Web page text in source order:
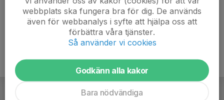
webbplats ska fungera bra för dig. De används
även för webbanalys i syfte att hjälpa oss att
förbättra våra tjänster.
Så använder vi cookies
Godkänn alla kakor
Bara nödvändiga